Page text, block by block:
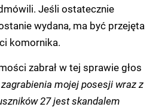
Jeśli ostatecznie
wydana, ma być przejęta
komornika.
zabrał w tej sprawie głos
zagrabienia mojej posesji wraz z
27 jest skandalem